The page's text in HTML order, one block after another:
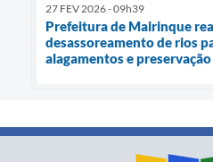
27 FEV 2026 - 09h39
Prefeitura de Mairinque
desassoreamento de rios
alagamentos e